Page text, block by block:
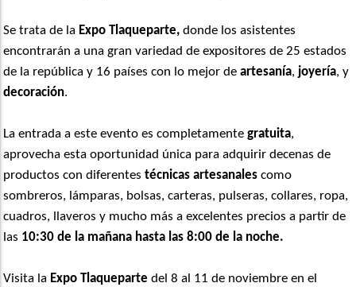
Se trata de la Expo Tlaqueparte, donde los asistentes
encontrarán a una gran variedad de expositores de 25 estados
de la república y 16 países con lo mejor deartesanía, joyería, y
decoración.
La entrada a este evento es completamentegratuita,
aprovecha esta oportunidad única para adquirir decenas de
productos con diferentestécnicas artesanales como
sombreros, lámparas, bolsas, carteras, pulseras, collares, ropa,
cuadros, llaveros y mucho más a excelentes precios a partir de
las 10:30 de la mañana hasta las 8:00 de la noche.
Visita la Expo Tlaqueparte del 8 al 11 de noviembre en el